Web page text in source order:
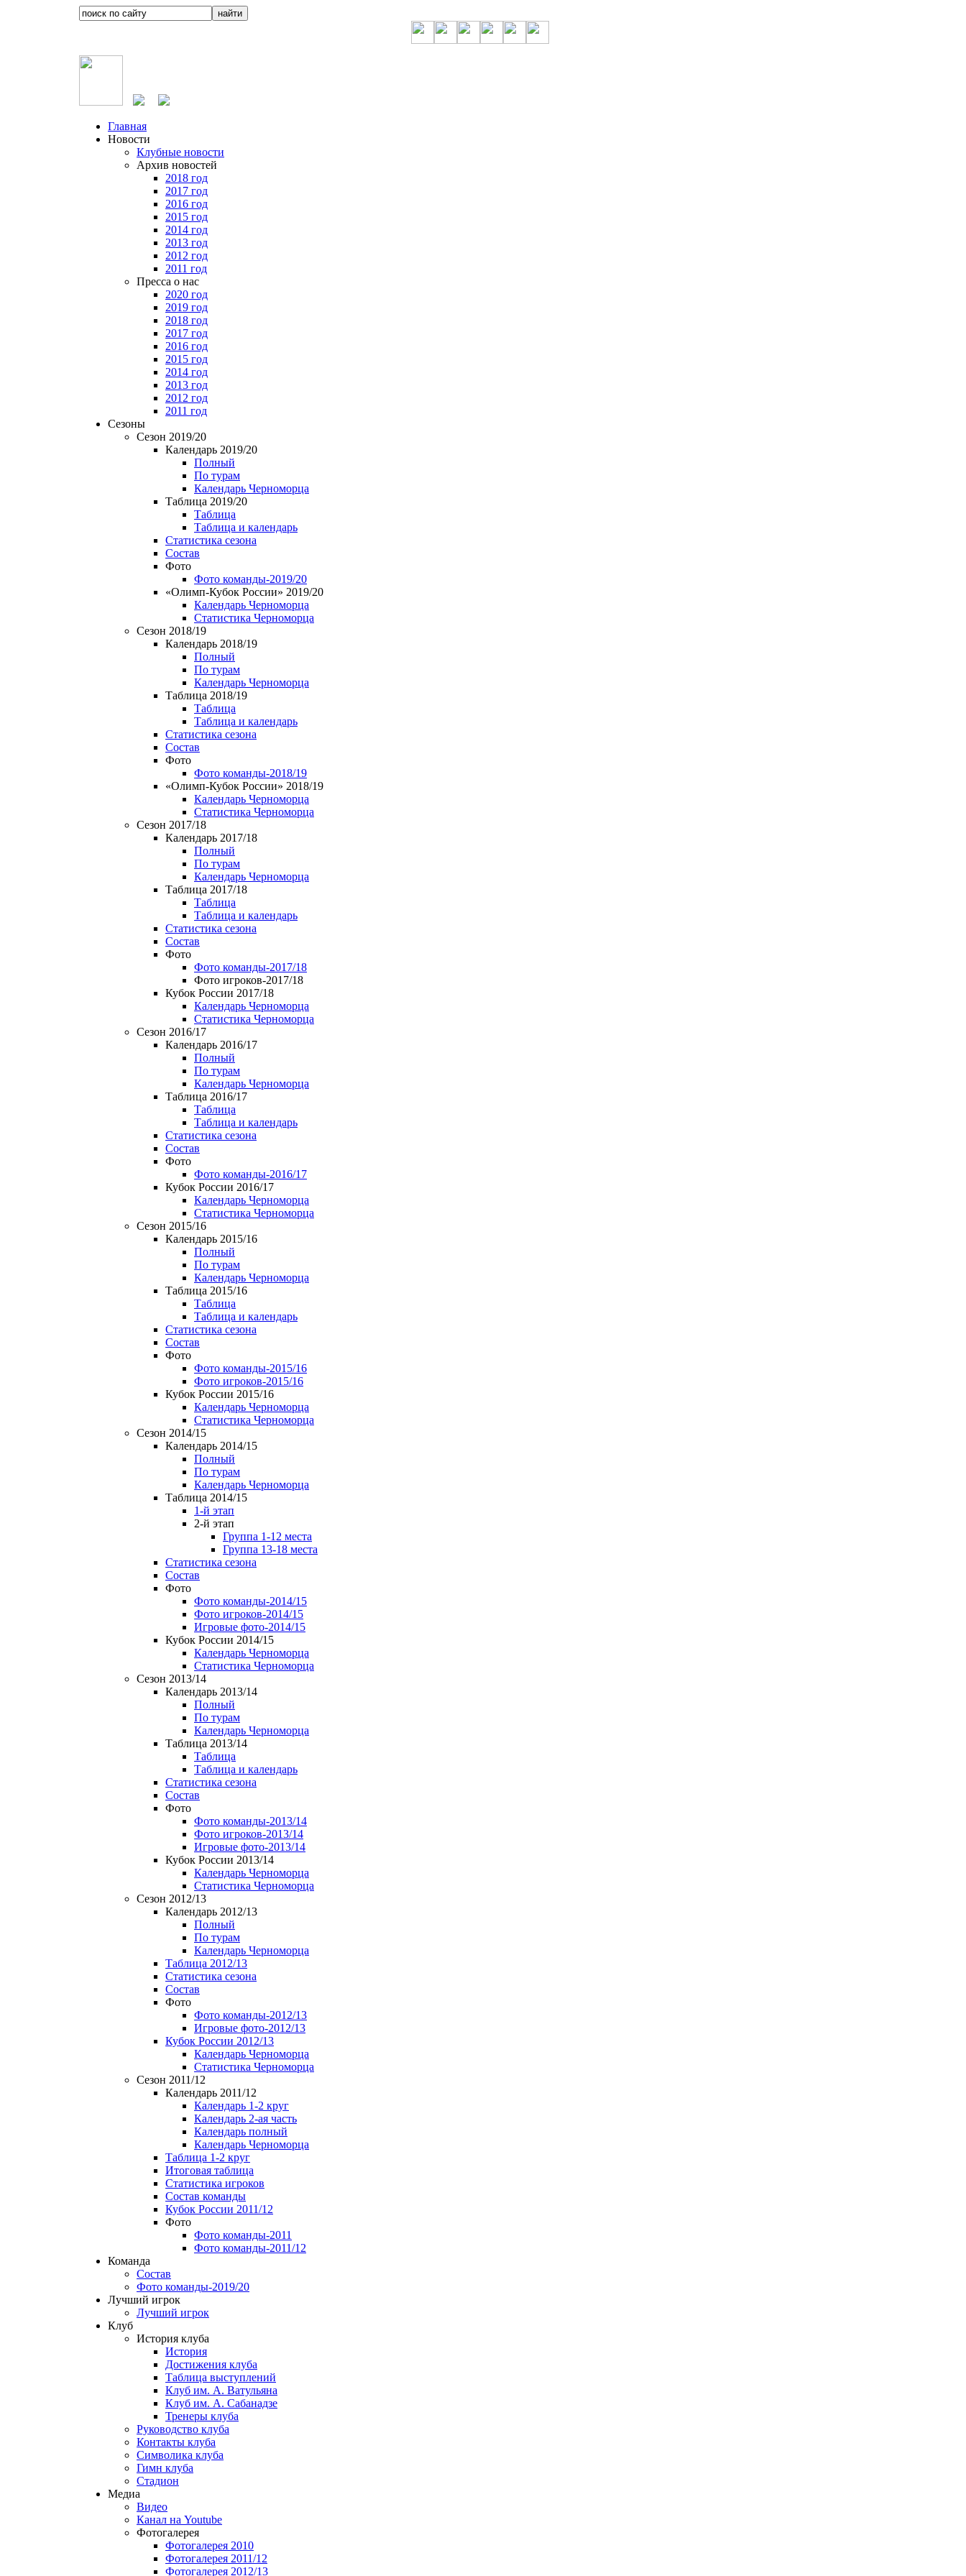
Главная
Новости
Клубные новости
Архив новостей
2018 год
2017 год
2016 год
2015 год
2014 год
2013 год
2012 год
2011 год
Пресса о нас
2020 год
2019 год
2018 год
2017 год
2016 год
2015 год
2014 год
2013 год
2012 год
2011 год
Сезоны
Сезон 2019/20
Календарь 2019/20
Полный
По турам
Календарь Черноморца
Таблица 2019/20
Таблица
Таблица и календарь
Статистика сезона
Состав
Фото
Фото команды-2019/20
«Олимп-Кубок России» 2019/20
Календарь Черноморца
Статистика Черноморца
Сезон 2018/19
Календарь 2018/19
Полный
По турам
Календарь Черноморца
Таблица 2018/19
Таблица
Таблица и календарь
Статистика сезона
Состав
Фото
Фото команды-2018/19
«Олимп-Кубок России» 2018/19
Календарь Черноморца
Статистика Черноморца
Сезон 2017/18
Календарь 2017/18
Полный
По турам
Календарь Черноморца
Таблица 2017/18
Таблица
Таблица и календарь
Статистика сезона
Состав
Фото
Фото команды-2017/18
Фото игроков-2017/18
Кубок России 2017/18
Календарь Черноморца
Статистика Черноморца
Сезон 2016/17
Календарь 2016/17
Полный
По турам
Календарь Черноморца
Таблица 2016/17
Таблица
Таблица и календарь
Статистика сезона
Состав
Фото
Фото команды-2016/17
Кубок России 2016/17
Календарь Черноморца
Статистика Черноморца
Сезон 2015/16
Календарь 2015/16
Полный
По турам
Календарь Черноморца
Таблица 2015/16
Таблица
Таблица и календарь
Статистика сезона
Состав
Фото
Фото команды-2015/16
Фото игроков-2015/16
Кубок России 2015/16
Календарь Черноморца
Статистика Черноморца
Сезон 2014/15
Календарь 2014/15
Полный
По турам
Календарь Черноморца
Таблица 2014/15
1-й этап
2-й этап
Группа 1-12 места
Группа 13-18 места
Статистика сезона
Состав
Фото
Фото команды-2014/15
Фото игроков-2014/15
Игровые фото-2014/15
Кубок России 2014/15
Календарь Черноморца
Статистика Черноморца
Сезон 2013/14
Календарь 2013/14
Полный
По турам
Календарь Черноморца
Таблица 2013/14
Таблица
Таблица и календарь
Статистика сезона
Состав
Фото
Фото команды-2013/14
Фото игроков-2013/14
Игровые фото-2013/14
Кубок России 2013/14
Календарь Черноморца
Статистика Черноморца
Сезон 2012/13
Календарь 2012/13
Полный
По турам
Календарь Черноморца
Таблица 2012/13
Статистика сезона
Состав
Фото
Фото команды-2012/13
Игровые фото-2012/13
Кубок России 2012/13
Календарь Черноморца
Статистика Черноморца
Сезон 2011/12
Календарь 2011/12
Календарь 1-2 круг
Календарь 2-ая часть
Календарь полный
Календарь Черноморца
Таблица 1-2 круг
Итоговая таблица
Статистика игроков
Состав команды
Кубок России 2011/12
Фото
Фото команды-2011
Фото команды-2011/12
Команда
Состав
Фото команды-2019/20
Лучший игрок
Лучший игрок
Клуб
История клуба
История
Достижения клуба
Таблица выступлений
Клуб им. А. Ватульяна
Клуб им. А. Сабанадзе
Тренеры клуба
Руководство клуба
Контакты клуба
Символика клуба
Гимн клуба
Стадион
Медиа
Видео
Канал на Youtube
Фотогалерея
Фотогалерея 2010
Фотогалерея 2011/12
Фотогалерея 2012/13